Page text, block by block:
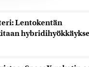
Lentokentän